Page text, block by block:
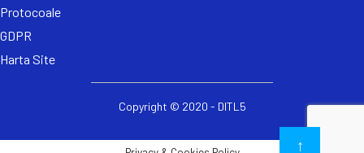
Protocoale
GDPR
Harta Site
Copyright © 2020 - DITL5
↑